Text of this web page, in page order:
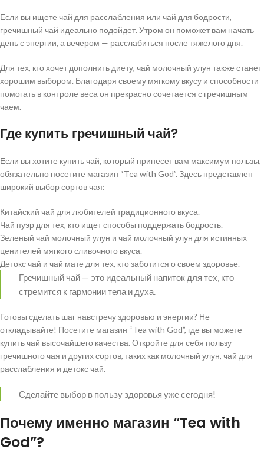
Если вы ищете чай для расслабления или чай для бодрости,
гречишный чай идеально подойдет. Утром он поможет вам начать
день с энергии, а вечером — расслабиться после тяжелого дня.
Для тех, кто хочет дополнить диету, чай молочный улун также станет
хорошим выбором. Благодаря своему мягкому вкусу и способности
помогать в контроле веса он прекрасно сочетается с гречишным
чаем.
Где купить гречишный чай?
Если вы хотите купить чай, который принесет вам максимум пользы,
обязательно посетите магазин “Tea with God”. Здесь представлен
широкий выбор сортов чая:
Китайский чай для любителей традиционного вкуса.
Чай пуэр для тех, кто ищет способы поддержать бодрость.
Зеленый чай молочный улун и чай молочный улун для истинных
ценителей мягкого сливочного вкуса.
Детокс чай и чай мате для тех, кто заботится о своем здоровье.
Гречишный чай — это идеальный напиток для тех, кто
стремится к гармонии тела и духа.
Готовы сделать шаг навстречу здоровью и энергии? Не
откладывайте! Посетите магазин “Tea with God”, где вы можете
купить чай высочайшего качества. Откройте для себя пользу
гречишного чая и других сортов, таких как молочный улун, чай для
расслабления и детокс чай.
Сделайте выбор в пользу здоровья уже сегодня!
Почему именно магазин “Tea with
God”?